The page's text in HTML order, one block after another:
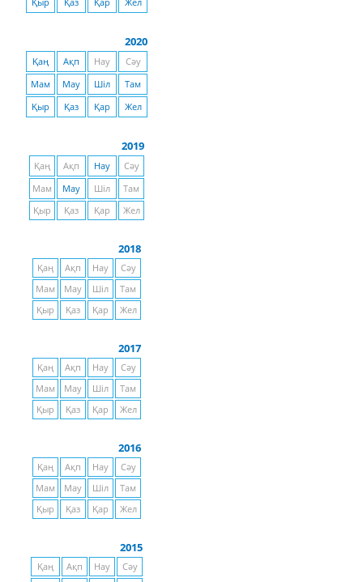
Қыр
Қаз Қар Жел
2020
Қаң Ақп Нау
Сәу
Мам
Мау Шіл
Там
Қыр
Қаз Қар Жел
2019
Қаң Ақп Нау
Сәу
Мам
Мау Шіл
Там
Қыр
Қаз Қар Жел
2018
Қаң Ақп Нау
Сәу
Мам
Мау Шіл
Там
Қыр
Қаз Қар Жел
2017
Қаң Ақп Нау
Сәу
Мам
Мау Шіл
Там
Қыр
Қаз Қар Жел
2016
Қаң Ақп Нау
Сәу
Мам
Мау Шіл
Там
Қыр
Қаз Қар Жел
2015
Қаң Ақп Нау
Сәу